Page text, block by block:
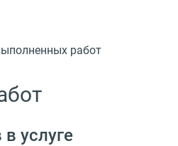
работ
услуге